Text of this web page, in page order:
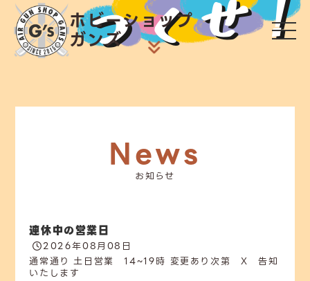
ホビーショップ
ガンズ
つくせ！
News
お知らせ
連休中の営業日
2026年08月08日
通常通り 土日営業 14~19時 変更あり次第 X 告知
いたします